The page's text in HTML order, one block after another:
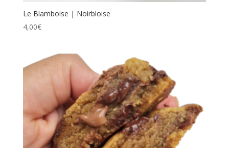
Le Blamboise | Noirbloise
4,00€